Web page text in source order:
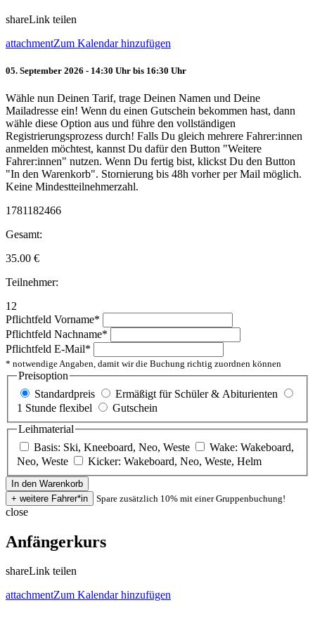
shareLink teilen
attachmentZum Kalendar hinzufügen
05. September 2026 - 14:30 Uhr bis 16:30 Uhr
Wähle nun Deinen Tarif, trage Deinen Namen und Deine
Mailadresse ein! Wenn du einen Gutschein bekommen hast, dann
wähle diese Option aus und führe den vollständigen
Registrierungsprozess durch! Falls Du gleich mehrere Fahrer:innen
anmelden möchtest, kannst Du dafür den Button "Weitere
Fahrer:innen" nutzen. Wenn Du fertig bist, klickst Du den Button
"In den Warenkorb". Stornierung bis 48h vorher per Mail möglich.
Keine Mindestteilnehmerzahl.
1781182466
Gesamt:
35.00 €
Teilnehmer:
12
Pflichtfeld Vorname*
Pflichtfeld Nachname*
Pflichtfeld E-Mail*
* notwendige Angaben, damit wir die Buchung richtig zuordnen können
Preisoption
Standardpreis
Ermäßigt für Schüler & Abiturienten
1 Stunde flexibel
Gutschein
Leihmaterial
Basis: Ski, Kneeboard, Neo, Weste
Wake: Wakeboard,
Neo, Weste
Kicker: Wakeboard, Neo, Weste, Helm
Spare zusätzlich 10% mit einer Gruppenbuchung!
close
Anfängerkurs
shareLink teilen
attachmentZum Kalendar hinzufügen